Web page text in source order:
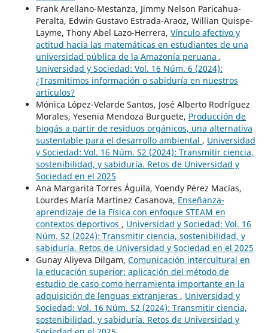
Frank Arellano-Mestanza, Jimmy Nelson Paricahua-
Peralta, Edwin Gustavo Estrada-Araoz, Willian Quispe-
Layme, Thony Abel Lazo-Herrera, Vínculo afectivo y
actitud hacia las matemáticas en estudiantes de una
universidad pública de la Amazonía peruana ,
Universidad y Sociedad: Vol. 16 Núm. 6 (2024):
¿Trasmitimos información o sabiduría en nuestros
artículos?
Mónica López-Velarde Santos, José Alberto Rodríguez
Morales, Yesenia Mendoza Burguete, Producción de
biogás a partir de residuos orgánicos, una alternativa
sustentable para el desarrollo ambiental , Universidad
y Sociedad: Vol. 16 Núm. S2 (2024): Transmitir ciencia,
sostenibilidad, y sabiduría. Retos de Universidad y
Sociedad en el 2025
Ana Margarita Torres Águila, Yoendy Pérez Macías,
Lourdes María Martínez Casanova, Enseñanza-
aprendizaje de la Física con enfoque STEAM en
contextos deportivos , Universidad y Sociedad: Vol. 16
Núm. S2 (2024): Transmitir ciencia, sostenibilidad, y
sabiduría. Retos de Universidad y Sociedad en el 2025
Gunay Aliyeva Dilgam, Comunicación intercultural en
la educación superior: aplicación del método de
estudio de caso como herramienta importante en la
adquisición de lenguas extranjeras , Universidad y
Sociedad: Vol. 16 Núm. S2 (2024): Transmitir ciencia,
sostenibilidad, y sabiduría. Retos de Universidad y